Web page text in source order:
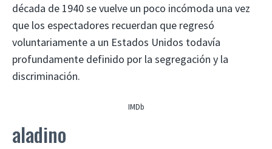
década de 1940 se vuelve un poco incómoda una vez
que los espectadores recuerdan que regresó
voluntariamente a un Estados Unidos todavía
profundamente definido por la segregación y la
discriminación.
IMDb
aladino